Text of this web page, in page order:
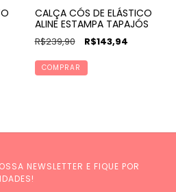
CALÇA CÓS DE ELÁSTICO
ALINE ESTAMPA TAPAJÓS
R$239,90 R$143,94
COMPRAR
NEWSLETTER E FIQUE POR